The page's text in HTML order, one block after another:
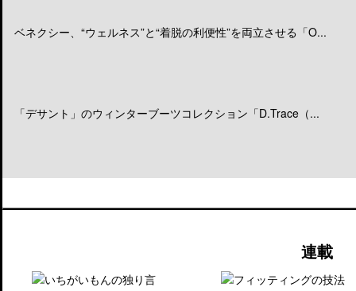
ベネクシー、“ウェルネス”と“着脱の利便性”を両立させる「O...
「デサント」のウィンターブーツコレクション「D.Trace（...
連載